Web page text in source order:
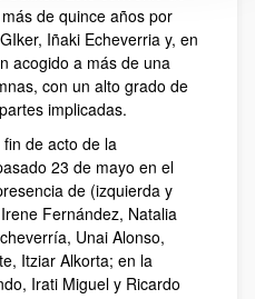
de quince años por
Iñaki Echeverria y, en
acogido a más de una
con un alto grado de
implicadas.
de acto de la
23 de mayo en el
de (izquierda y
Fernández, Natalia
Unai Alonso,
Itziar Alkorta; en la
Irati Miguel y Ricardo